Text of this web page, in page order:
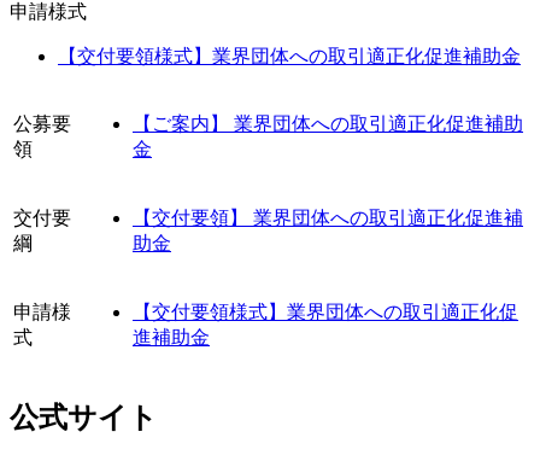
申請様式
【交付要領様式】業界団体への取引適正化促進補助金
公募要
領
【ご案内】 業界団体への取引適正化促進補助
金
交付要
綱
【交付要領】 業界団体への取引適正化促進補
助金
申請様
式
【交付要領様式】業界団体への取引適正化促
進補助金
公式サイト